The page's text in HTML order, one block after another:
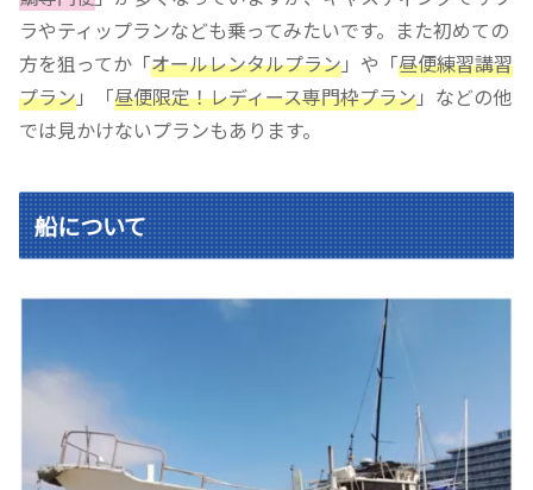
ラやティップランなども乗ってみたいです。また初めての
方を狙ってか「オールレンタルプラン」や「昼便練習講習
プラン」「昼便限定！レディース専門枠プラン」などの他
では見かけないプランもあります。
船について